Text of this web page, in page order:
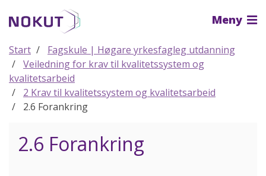
hovedinnhold
Meny
Start
Fagskule | Høgare yrkesfagleg utdanning
Veiledning for krav til kvalitetssystem og
kvalitetsarbeid
2 Krav til kvalitetssystem og kvalitetsarbeid
2.6 Forankring
2.6 Forankring